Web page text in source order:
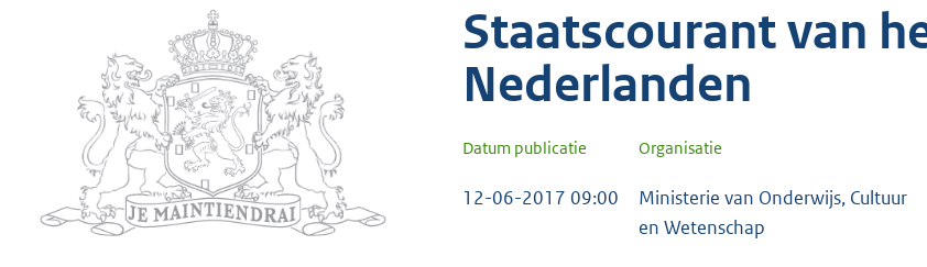
Staatscourant van
Nederlanden
Datum publicatie Organisatie
12-06-2017 09:00
Ministerie van Onderwijs, Cultuur
en Wetenschap